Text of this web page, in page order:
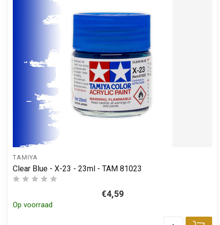
TAMIYA
Clear Blue - X-23 - 23ml - TAM 81023
€4,59
Op voorraad